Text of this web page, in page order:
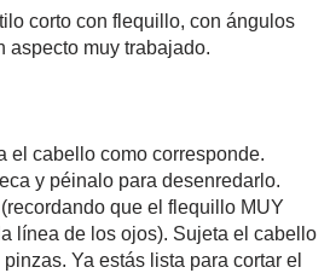
corto con flequillo, con ángulos
aspecto muy trabajado.
el cabello como corresponde.
y péinalo para desenredarlo.
que el flequillo MUY
línea de los ojos). Sujeta el cabello
Ya estás lista para cortar el